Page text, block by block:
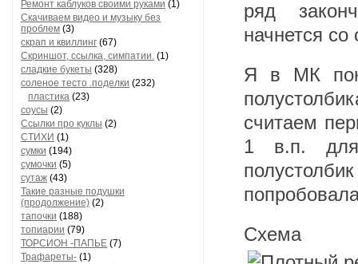
Ремонт каблуков своими руками (1)
Скачиваем видео и музыку без
проблем (3)
скрап и квиллинг (67)
Скриншот, ссылка, симпатии. (1)
сладкие букеты (328)
соленое тесто .поделки (232)
пластика (23)
соусы (2)
Ссылки про куклы (2)
СТИХИ (1)
сумки (194)
сумочки (5)
сутаж (43)
Такие разные подушки
(продолжение) (2)
тапочки (188)
топиарии (79)
ТОРСИОН -ПАПЬЕ (7)
Трафареты- (1)
ряд
начнется со
Я в МК
считаем
1 в.п.
Схема